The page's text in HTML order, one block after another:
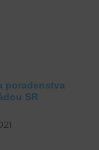
poradenstva
SR